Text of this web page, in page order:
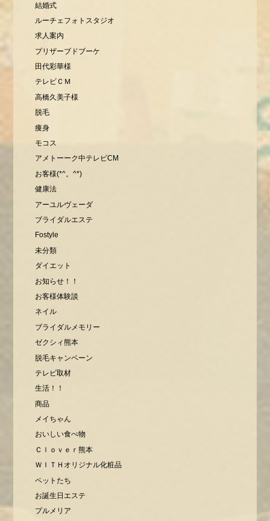
結婚式
ルーチェフォトスタジオ
求人案内
プリザーブドブーケ
田代彩華様
テレビＣＭ
高橋久美子様
脱毛
痩身
モコス
アメトーーク中テレビCM
お客様(*^。^*)
健康法
アーユルヴェーダ
ブライダルエステ
Fostyle
未分類
ダイエット
お知らせ！！
お客様体験談
ネイル
ブライダルメモリー
ゼクシィ熊本
脱毛キャンペーン
テレビ取材
生活！！
商品
メイちゃん
おいしい食べ物
Ｃｌｏｖｅｒ熊本
ＷＩＴＨオリジナル化粧品
ペットたち
お誕生日エステ
プルメリア